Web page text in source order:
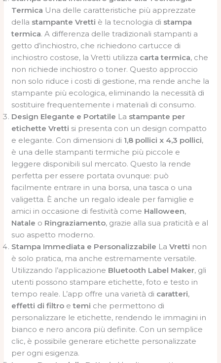
Termica Una delle caratteristiche più apprezzate
della stampante Vretti è la tecnologia di stampa
termica. A differenza delle tradizionali stampanti a
getto d’inchiostro, che richiedono cartucce di
inchiostro costose, la Vretti utilizza carta termica, che
non richiede inchiostro o toner. Questo approccio
non solo riduce i costi di gestione, ma rende anche la
stampante più ecologica, eliminando la necessità di
sostituire frequentemente i materiali di consumo.
Design Elegante e Portatile La stampante per
etichette Vretti si presenta con un design compatto
e elegante. Con dimensioni di 1,8 pollici x 4,3 pollici,
è una delle stampanti termiche più piccole e
leggere disponibili sul mercato. Questo la rende
perfetta per essere portata ovunque: può
facilmente entrare in una borsa, una tasca o una
valigetta. È anche un regalo ideale per famiglie e
amici in occasione di festività come Halloween,
Natale o Ringraziamento, grazie alla sua praticità e al
suo aspetto moderno.
Stampa Immediata e Personalizzabile LaVretti non
è solo pratica, ma anche estremamente versatile.
Utilizzando l’applicazione Bluetooth Label Maker, gli
utenti possono stampare etichette, foto e testo in
tempo reale. L’app offre una varietà di caratteri,
effetti di filtro etemi che permettono di
personalizzare le etichette, rendendo le immagini in
bianco e nero ancora più definite. Con un semplice
clic, è possibile generare etichette personalizzate
per ogni esigenza.